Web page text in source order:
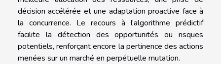
décision accélérée et une adaptation proactive face à
la concurrence. Le recours à l’algorithme prédictif
facilite la détection des opportunités ou risques
potentiels, renforçant encore la pertinence des actions
menées sur un marché en perpétuelle mutation.